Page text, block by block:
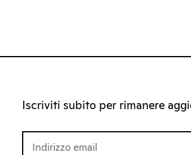
Iscriviti subito per rimanere